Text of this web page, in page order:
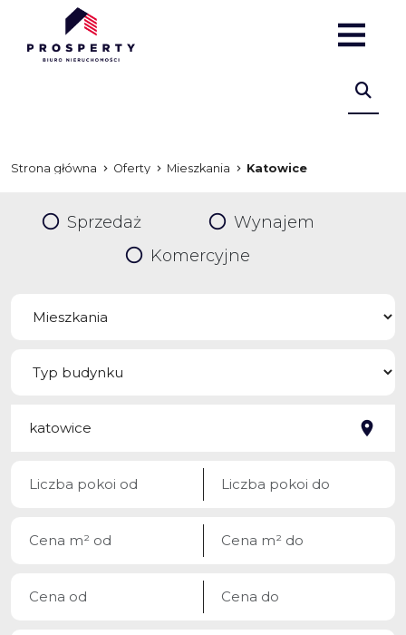
Strona główna Oferty Mieszkania Katowice
Sprzedaż
Wynajem
Komercyjne